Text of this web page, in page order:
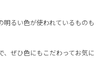
明るい色が使われているものも
、ぜひ色にもこだわってお気に